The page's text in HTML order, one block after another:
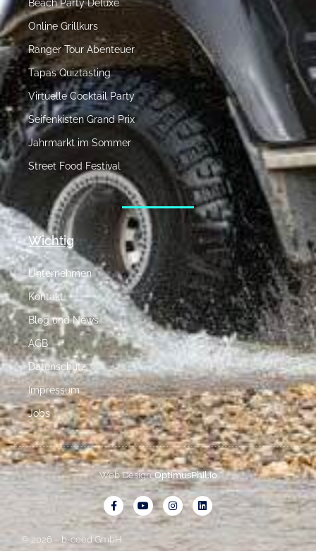
Beach Party Deluxe
Online Grillkurs
Ranger Tour Abenteuer
Tapas Quiztasting
Virtuelle Cocktail Party
Seifenkisten Grand Prix
Jahrmarkt im Sommer
Street Food Festival
Wichtig
Unternehmen
Kontakt
Blog und News
AGB
Datenschutz
Impressum
Jobs
© 2026 – b-ceed GmbH
Web Design:OptimusPhil.io